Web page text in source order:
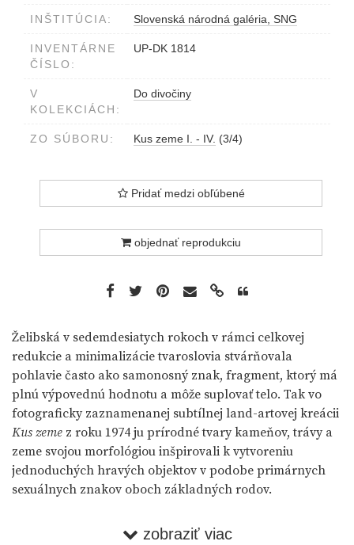
INŠTITÚCIA: Slovenská národná galéria, SNG
INVENTÁRNE
ČÍSLO:
UP-DK 1814
V
KOLEKCIÁCH:
Do divočiny
ZO SÚBORU: Kus zeme I. - IV. (3/4)
Pridať medzi obľúbené
objednať reprodukciu
Želibská v sedemdesiatych rokoch v rámci celkovej
redukcie a minimalizácie tvaroslovia stvárňovala
pohlavie často ako samonosný znak, fragment, ktorý má
plnú výpovednú hodnotu a môže suplovať telo. Tak vo
fotograficky zaznamenanej subtílnej land-artovej kreácii
Kus zeme z roku 1974 ju prírodné tvary kameňov, trávy a
zeme svojou morfológiou inšpirovali k vytvoreniu
jednoduchých hravých objektov v podobe primárnych
sexuálnych znakov oboch základných rodov.
zobraziť viac